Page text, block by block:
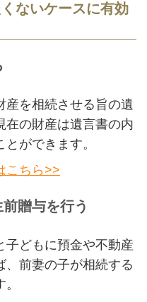
ないケースに有効
産を相続させる旨の遺
在の財産は遺言書の内
ができます。
こちら>>
贈与を行う
子どもに預金や不動産
、前妻の子が相続する